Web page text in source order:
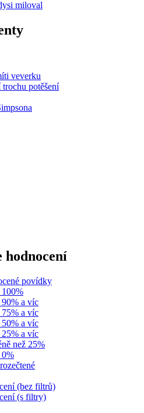
miloval
veverku
potěšení
hodnocení
povídky
100%
a víc
a víc
a víc
a víc
než 25%
0%
(bez filtrů)
(s filtry)